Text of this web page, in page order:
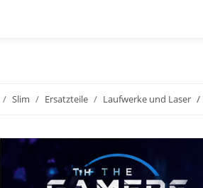
Slim Ersatzteile Laufwerke und Laser